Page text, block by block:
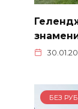
БЕЗ